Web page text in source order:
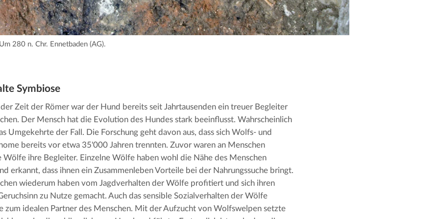
280 n. Chr. Ennetbaden (AG).
Symbiose
Zeit der Römer war der Hund bereits seit Jahrtausenden ein treuer Begleiter
Der Mensch hat die Evolution des Hundes stark beeinflusst. Wahrscheinlich
Umgekehrte der Fall. Die Forschung geht davon aus, dass sich Wolfs- und
bereits vor etwa 35'000 Jahren trennten. Zuvor waren an Menschen
Wölfe ihre Begleiter. Einzelne Wölfe haben wohl die Nähe des Menschen
erkannt, dass ihnen ein Zusammenleben Vorteile bei der Nahrungssuche bringt.
wiederum haben vom Jagdverhalten der Wölfe profitiert und sich ihren
zu Nutze gemacht. Auch das sensible Sozialverhalten der Wölfe
zum idealen Partner des Menschen. Mit der Aufzucht von Wolfswelpen setzte